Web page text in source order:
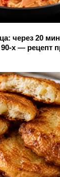
через 20
х — рецепт